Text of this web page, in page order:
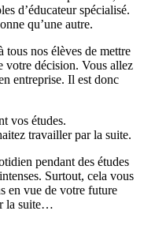
d’éducateur spécialisé.
qu’une autre.
tous nos élèves de mettre
votre décision. Vous allez
entreprise. Il est donc
vos études.
travailler par la suite.
pendant des études
Surtout, cela vous
en vue de votre future
la suite…